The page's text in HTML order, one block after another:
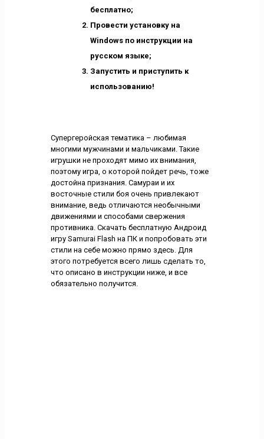
бесплатно;
Провести установку на
Windows по инструкции на
русском языке;
Запустить и приступить к
использованию!
Супергеройская тематика – любимая
многими мужчинами и мальчиками. Такие
игрушки не проходят мимо их внимания,
поэтому игра, о которой пойдет речь, тоже
достойна признания. Самураи и их
восточные стили боя очень привлекают
внимание, ведь отличаются необычными
движениями и способами свержения
противника. Скачать бесплатную Андроид
игру Samurai Flash на ПК и попробовать эти
стили на себе можно прямо здесь. Для
этого потребуется всего лишь сделать то,
что описано в инструкции ниже, и все
обязательно получится.